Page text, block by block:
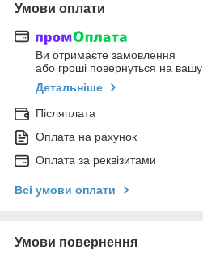
Умови оплати
Ви отримаєте замовлення
або гроші повернуться на вашу
Детальніше
Післяплата
Оплата на рахунок
Оплата за реквізитами
Всі умови оплати
Умови повернення